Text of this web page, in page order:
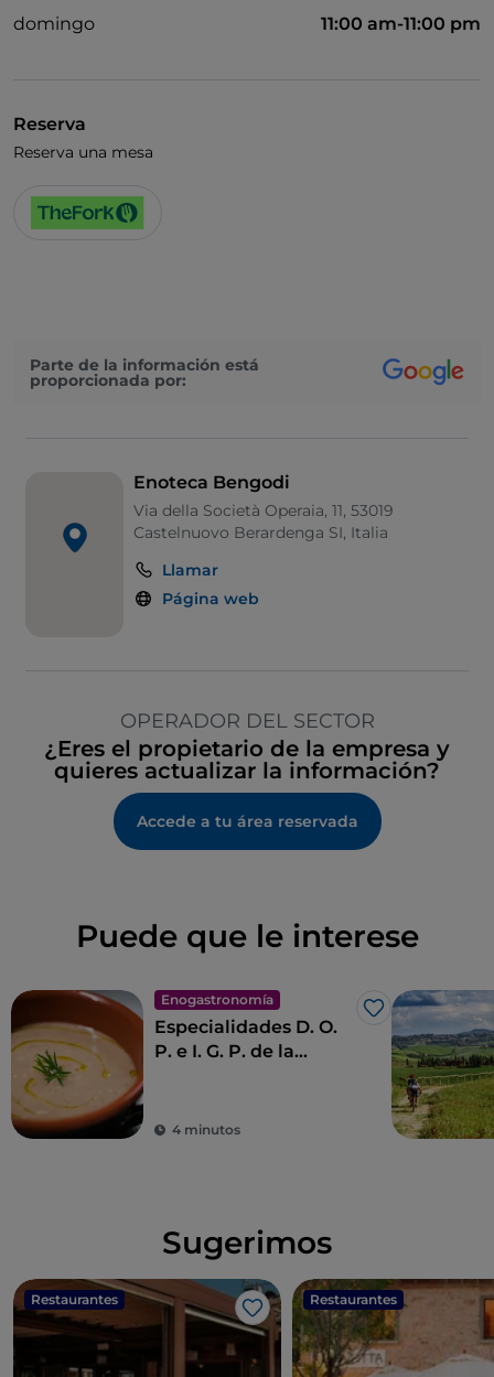
domingo
11:00 am-11:00 pm
Reserva
Reserva una mesa
Parte de la información está
proporcionada por:
Enoteca Bengodi
Via della Società Operaia, 11, 53019
Castelnuovo Berardenga SI, Italia
Llamar
Página web
OPERADOR DEL SECTOR
¿Eres el propietario de la empresa y
quieres actualizar la información?
Accede a tu área reservada
Puede que le interese
Enogastronomía
Me gusta
Especialidades D. O.
P. e I. G. P. de la
4 minutos
Sugerimos
Restaurantes
Me gusta
Restaurantes